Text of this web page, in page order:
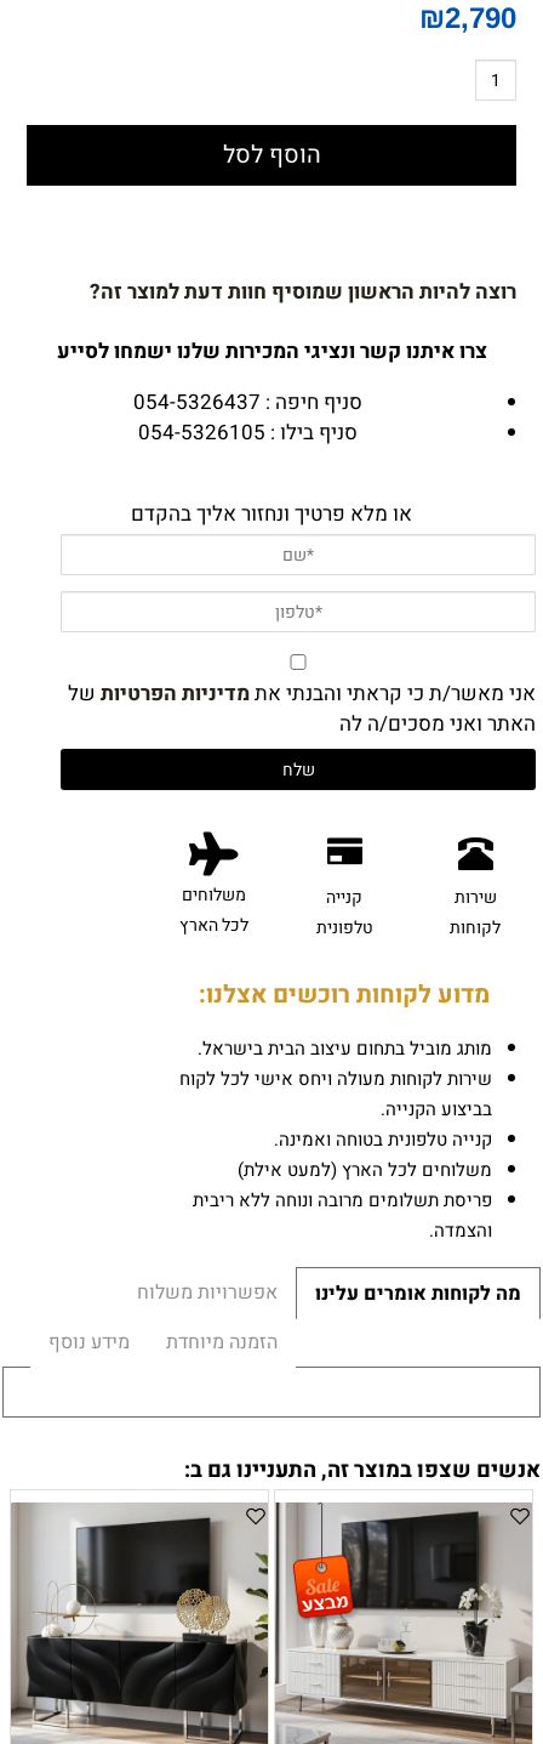
₪2,790
הוסף לסל
רוצה להיות הראשון שמוסיף חוות דעת למוצר זה?
צרו איתנו קשר ונציגי המכירות שלנו ישמחו לסייע
סניף חיפה : 054-5326437
סניף בילו : 054-5326105
או מלא פרטיך ונחזור אליך בהקדם
אני מאשר/ת כי קראתי והבנתי אתמדיניות הפרטיות של
האתר ואני מסכים/ה לה
שירות
לקוחות
קנייה
טלפונית
משלוחים
לכל הארץ
מדוע לקוחות רוכשים אצלנו:
מותג מוביל בתחום עיצוב הבית בישראל.
שירות לקוחות מעולה ויחס אישי לכל לקוח
בביצוע הקנייה.
קנייה טלפונית בטוחה ואמינה.
משלוחים לכל הארץ (למעט אילת)
פריסת תשלומים מרובה ונוחה ללא ריבית
והצמדה.
מה לקוחות אומרים עלינו
אפשרויות משלוח
הזמנה מיוחדת
מידע נוסף
אנשים שצפו במוצר זה, התעניינו גם ב: